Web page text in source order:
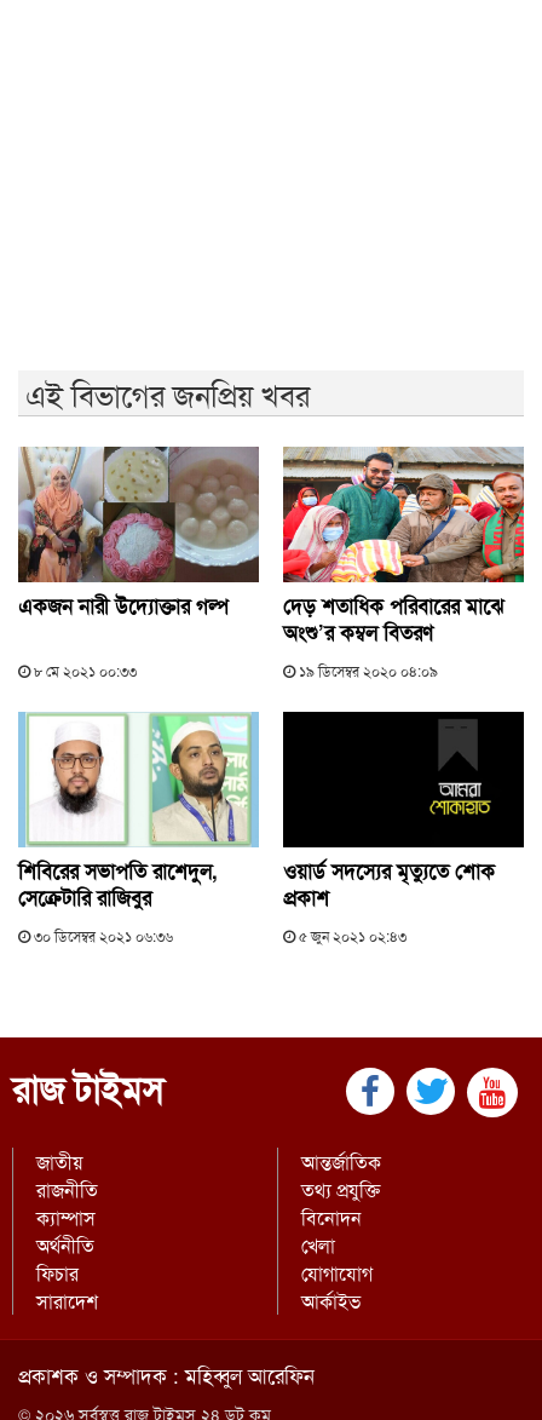
এই বিভাগের জনপ্রিয় খবর
একজন নারী উদ্যোক্তার গল্প
৮ মে ২০২১ ০০:৩৩
দেড় শতাধিক পরিবারের মাঝে
অংশু’র কম্বল বিতরণ
১৯ ডিসেম্বর ২০২০ ০৪:০৯
শিবিরের সভাপতি রাশেদুল,
সেক্রেটারি রাজিবুর
৩০ ডিসেম্বর ২০২১ ০৬:৩৬
ওয়ার্ড সদস্যের মৃত্যুতে শোক
প্রকাশ
৫ জুন ২০২১ ০২:৪৩
রাজ টাইমস
জাতীয়
রাজনীতি
আন্তর্জাতিক
তথ্য প্রযুক্তি
ক্যাম্পাস
অর্থনীতি
বিনোদন
খেলা
ফিচার
সারাদেশ
যোগাযোগ
আর্কাইভ
প্রকাশক ও সম্পাদক : মহিব্বুল আরেফিন
© ২০২৬ সর্বস্বত্ত্ব রাজ টাইমস ২৪ ডট কম